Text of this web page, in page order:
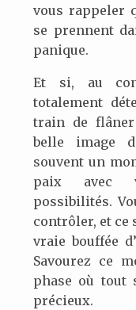
vous rappeler
se prennent
panique.
Et si, au
totalement
train de flâner
belle image
souvent un
paix avec
possibilités.
contrôler, et ce
vraie bouffée
Savourez ce
phase où tout
précieux.